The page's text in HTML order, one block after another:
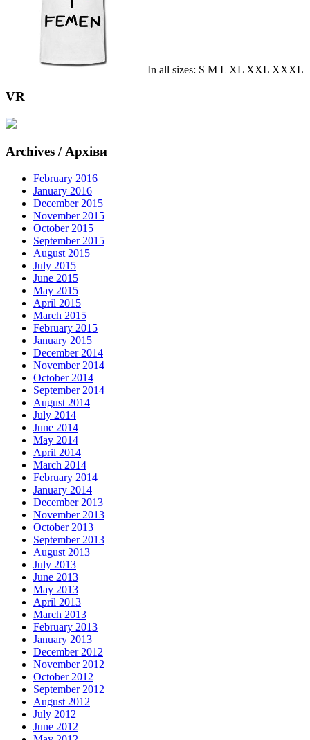
In all sizes: S M L XL XXL XXXL
VR
Archives / Архіви
February 2016
January 2016
December 2015
November 2015
October 2015
September 2015
August 2015
July 2015
June 2015
May 2015
April 2015
March 2015
February 2015
January 2015
December 2014
November 2014
October 2014
September 2014
August 2014
July 2014
June 2014
May 2014
April 2014
March 2014
February 2014
January 2014
December 2013
November 2013
October 2013
September 2013
August 2013
July 2013
June 2013
May 2013
April 2013
March 2013
February 2013
January 2013
December 2012
November 2012
October 2012
September 2012
August 2012
July 2012
June 2012